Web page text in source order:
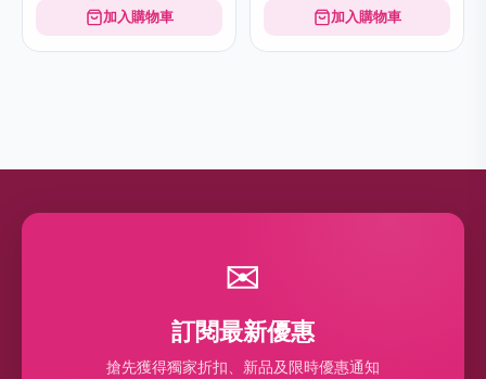
加入購物車 加入購物車
✉
訂閱最新優惠
搶先獲得獨家折扣、新品及限時優惠通知